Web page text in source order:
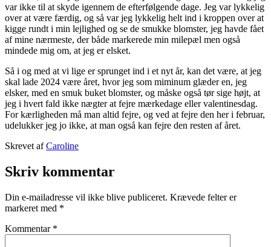
var ikke til at skyde igennem de efterfølgende dage. Jeg var lykkelig
over at være færdig, og så var jeg lykkelig helt ind i kroppen over at
kigge rundt i min lejlighed og se de smukke blomster, jeg havde fået
af mine nærmeste, der både markerede min milepæl men også
mindede mig om, at jeg er elsket.
Så i og med at vi lige er sprunget ind i et nyt år, kan det være, at jeg
skal lade 2024 være året, hvor jeg som miminum glæder en, jeg
elsker, med en smuk buket blomster, og måske også tør sige højt, at
jeg i hvert fald ikke nægter at fejre mærkedage eller valentinesdag.
For kærligheden må man altid fejre, og ved at fejre den her i februar,
udelukker jeg jo ikke, at man også kan fejre den resten af året.
Udgivet
januar
2024
Skrevet afCaroline
som
My
Skriv kommentar
Din e-mailadresse vil ikke blive publiceret. Krævede felter er
markeret med *
Kommentar *